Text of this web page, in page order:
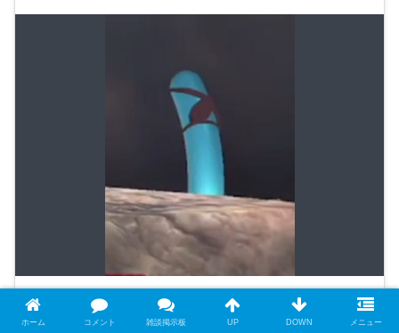
ホーム コメント 雑談掲示板 UP DOWN メニュー